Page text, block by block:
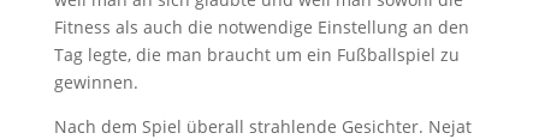
Fitness als auch die notwendige Einstellung an den
Tag legte, die man braucht um ein Fußballspiel zu
gewinnen.
Nach dem Spiel überall strahlende Gesichter. Nejat